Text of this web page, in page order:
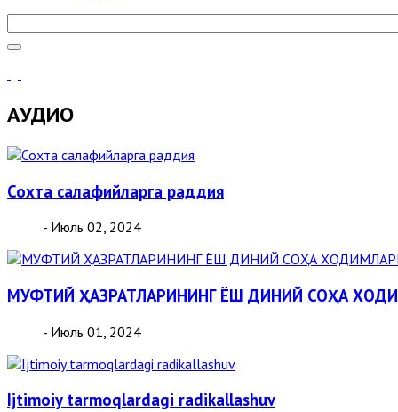
АУДИО
Сохта салафийларга раддия
- Июль 02, 2024
МУФТИЙ ҲАЗРАТЛАРИНИНГ ЁШ ДИНИЙ СОҲА
- Июль 01, 2024
Ijtimoiy tarmoqlardagi radikallashuv